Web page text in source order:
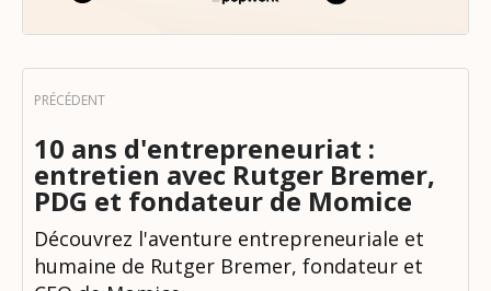
10 ans d'entrepreneuriat :
entretien avec Rutger Bremer,
PDG et fondateur de Momice
Découvrez l'aventure entrepreneuriale et
humaine de Rutger Bremer, fondateur et